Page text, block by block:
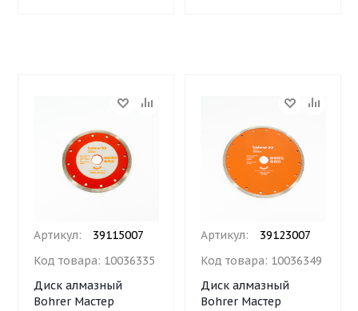
Артикул:
39115007
Код товара: 10036335
Диск алмазный
Bohrer Мастер
Артикул:
39123007
Код товара: 10036349
Диск алмазный
Bohrer Мастер